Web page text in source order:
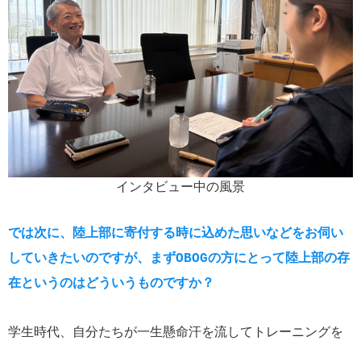
インタビュー中の風景
では次に、陸上部に寄付する時に込めた思いなどをお伺い
していきたいのですが、まずOBOGの方にとって陸上部の存
在というのはどういうものですか？
学生時代、自分たちが一生懸命汗を流してトレーニングを